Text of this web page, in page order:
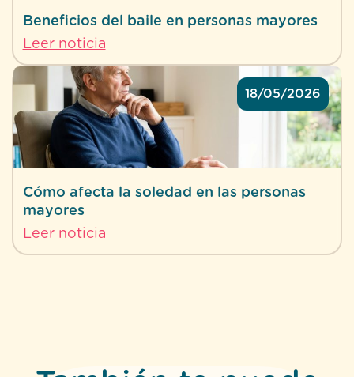
Beneficios del baile en personas mayores
Leer noticia
18/05/2026
Cómo afecta la soledad en las personas
mayores
Leer noticia